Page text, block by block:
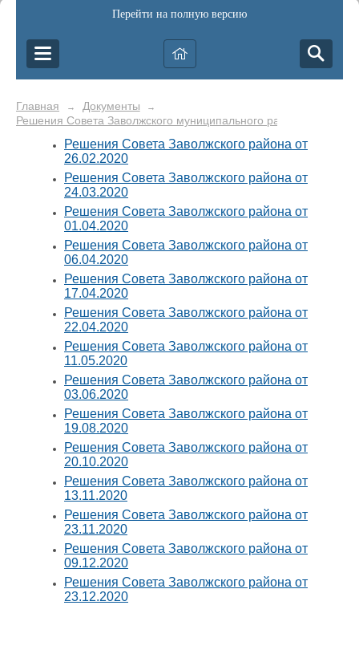
Перейти на полную версию
Главная → Документы →
Решения Совета Заволжского муниципального района
Решения Совета Заволжского района от
26.02.2020
Решения Совета Заволжского района от
24.03.2020
Решения Совета Заволжского района от
01.04.2020
Решения Совета Заволжского района от
06.04.2020
Решения Совета Заволжского района от
17.04.2020
Решения Совета Заволжского района от
22.04.2020
Решения Совета Заволжского района от
11.05.2020
Решения Совета Заволжского района от
03.06.2020
Решения Совета Заволжского района от
19.08.2020
Решения Совета Заволжского района от
20.10.2020
Решения Совета Заволжского района от
13.11.2020
Решения Совета Заволжского района от
23.11.2020
Решения Совета Заволжского района от
09.12.2020
Решения Совета Заволжского района от
23.12.2020